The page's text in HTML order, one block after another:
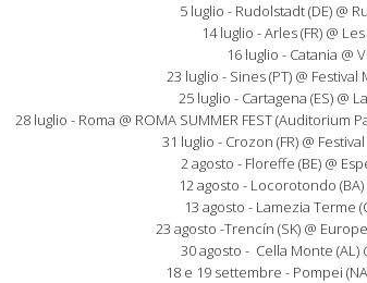
5 luglio - Rudolstadt (DE) @
14 luglio - Arles (FR) @
16 luglio - Catania @
23 luglio - Sines (PT) @
25 luglio - Cartagena (ES) @
28 luglio - Roma @ ROMA SUMMER FEST
31 luglio - Crozon (FR) @
2 agosto - Floreffe (BE) @
12 agosto - Locorotondo
13 agosto - Lamezia Terme
23 agosto -Trencín (SK) @
30 agosto - Cella Monte (AL)
18 e 19 settembre - Pompei